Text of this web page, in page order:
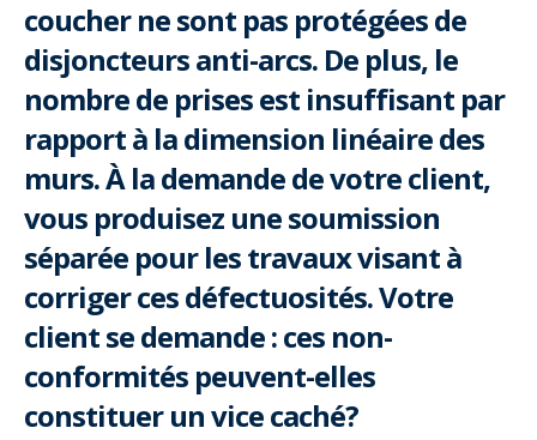
Comment choisir un entrepreneur électricien
Taux horaires de référence pour des travaux
d’électricité en construction
Attention : Licence obligatoire
Mention Mixité
Outils pratiques
Déposer une plainte
Ressources informationnelles
Documents de référence
Identification des véhicules et des documents
Taux horaires de référence pour des travaux
d’électricité en construction
Tarifs et contre-tarifs douaniers
Outils pratiques
Demande de délivrance ou de modification d’une
licence d’entrepreneur
Admission à la CMEQ
Ressources informationnelles
Calendriers d'examen
Formulaires, guides et autres documents
informatifs
Foire aux questions sur la qualification
professionnelle
Le personnel de la CMEQ
Rapports et documentation
Rapports annuels de la CMEQ
Lois et règlements
Logo et normes graphiques
Annonces et publications
Offre de formation de la CMEQ
Perfectionnement de la main-d’œuvre
Mars, mois de la formation
Logos formation continue
Formations continue obligatoire
Obligation de formation des répondants
Suivre et déclarer ses heures de formations
coucher ne sont pas protégées de
disjoncteurs anti-arcs. De plus, le
nombre de prises est insuffisant par
rapport à la dimension linéaire des
murs. À la demande de votre client,
vous produisez une soumission
séparée pour les travaux visant à
corriger ces défectuosités. Votre
client se demande : ces non-
conformités peuvent-elles
constituer un vice caché?